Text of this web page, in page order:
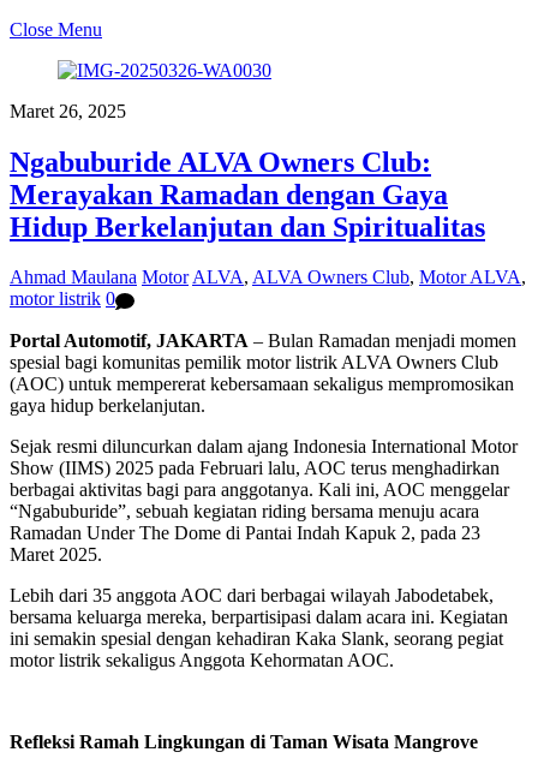
Close Menu
Maret 26, 2025
Ngabuburide ALVA Owners Club:
Merayakan Ramadan dengan Gaya
Hidup Berkelanjutan dan Spiritualitas
Ahmad Maulana MotorALVA, ALVA Owners Club, Motor ALVA,
motor listrik 0
Portal Automotif, JAKARTA – Bulan Ramadan menjadi momen
spesial bagi komunitas pemilik motor listrik ALVA Owners Club
(AOC) untuk mempererat kebersamaan sekaligus mempromosikan
gaya hidup berkelanjutan.
Sejak resmi diluncurkan dalam ajang Indonesia International Motor
Show (IIMS) 2025 pada Februari lalu, AOC terus menghadirkan
berbagai aktivitas bagi para anggotanya. Kali ini, AOC menggelar
“Ngabuburide”, sebuah kegiatan riding bersama menuju acara
Ramadan Under The Dome di Pantai Indah Kapuk 2, pada 23
Maret 2025.
Lebih dari 35 anggota AOC dari berbagai wilayah Jabodetabek,
bersama keluarga mereka, berpartisipasi dalam acara ini. Kegiatan
ini semakin spesial dengan kehadiran Kaka Slank, seorang pegiat
motor listrik sekaligus Anggota Kehormatan AOC.
Refleksi Ramah Lingkungan di Taman Wisata Mangrove